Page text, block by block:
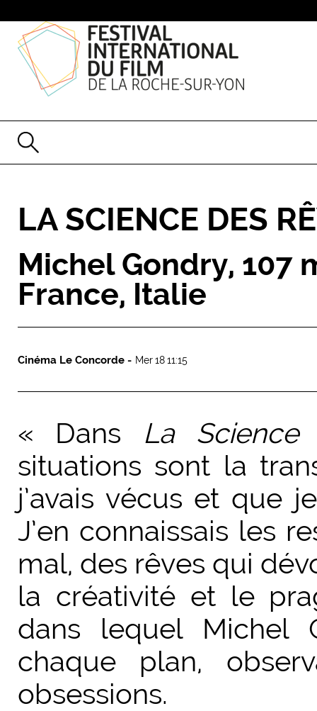
LA SCIENCE DES
Michel Gondry, 107
France, Italie
Cinéma Le Concorde - Mer 18 11:15
« Dans La
situations sont la
j’avais vécus et que
J’en connaissais les
mal, des rêves qui
la créativité et le
dans lequel Michel
chaque plan,
obsessions.